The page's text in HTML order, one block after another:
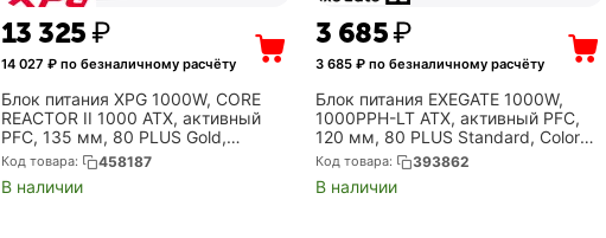
13 325₽
14 027 ₽ по безналичному расчёту
Блок питания XPG 1000W, CORE
REACTOR II 1000 ATX, активный
PFC, 135 мм, 80 PLUS Gold,
модульные кабели
(COREREACTORII1000G-BKCEU)
Код товара: 458187
В наличии
3 685₽
3 685₽ по безналичному расчёту
Блок питания EXEGATE 1000W,
1000PPH-LT ATX, активный PFC,
120 мм, 80 PLUS Standard, Color
Box (EX292146RUS)
Код товара: 393862
В наличии